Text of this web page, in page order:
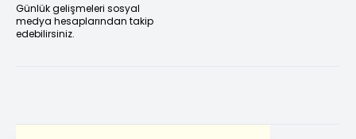
Günlük gelişmeleri sosyal
medya hesaplarından takip
edebilirsiniz.